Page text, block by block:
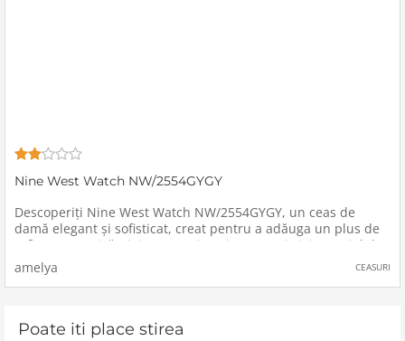
Nine West Watch NW/2554GYGY
Descoperiți Nine West Watch NW/2554GYGY, un ceas de
damă elegant și sofisticat, creat pentru a adăuga un plus de
rafinament oricărei ținute.Design și CaracteristiciMaterialul
Căpciorului: Confecționat din aliaj de înaltă calitate
amelya CEASURI
Poate iti place stirea